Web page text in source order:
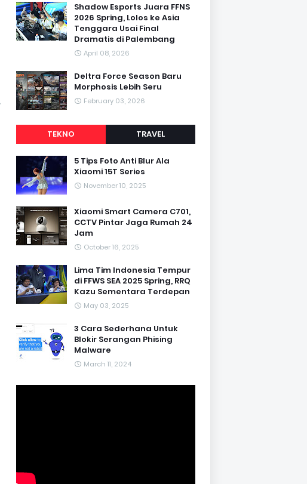
Shadow Esports Juara FFNS
2026 Spring, Lolos ke Asia
Tenggara Usai Final
Dramatis di Palembang
April 08, 2026
Deltra Force Season Baru
Morphosis Lebih Seru
February 03, 2026
TEKNO TRAVEL
5 Tips Foto Anti Blur Ala
Xiaomi 15T Series
November 10, 2025
Xiaomi Smart Camera C701,
CCTV Pintar Jaga Rumah 24
Jam
October 16, 2025
Lima Tim Indonesia Tempur
di FFWS SEA 2025 Spring, RRQ
Kazu Sementara Terdepan
May 03, 2025
3 Cara Sederhana Untuk
Blokir Serangan Phising
Malware
March 11, 2024